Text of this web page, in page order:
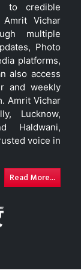
to credible
Vichar
multiple
Photo
platforms,
also access
and weekly
Amrit Vichar
Lucknow,
Haldwani,
voice in
Read More...